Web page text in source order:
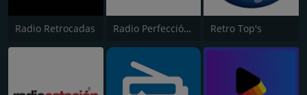
Radio Retrocadas Radio Perfección Baladas Retro Top's